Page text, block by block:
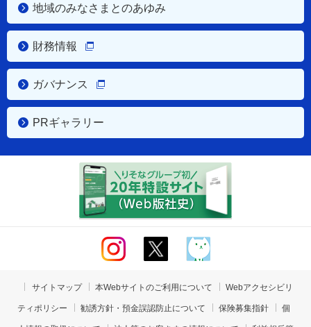
地域のみなさまとのあゆみ
財務情報
ガバナンス
PRギャラリー
サイトマップ 本Webサイトのご利用について Webアクセシビリ
ティポリシー 勧誘方針・預金誤認防止について 保険募集指針 個